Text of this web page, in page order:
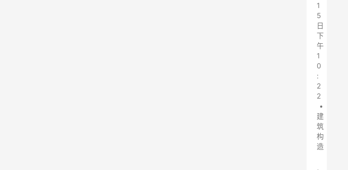
1
5
日
下
午
1
0
:
2
2
•
建
筑
构
造